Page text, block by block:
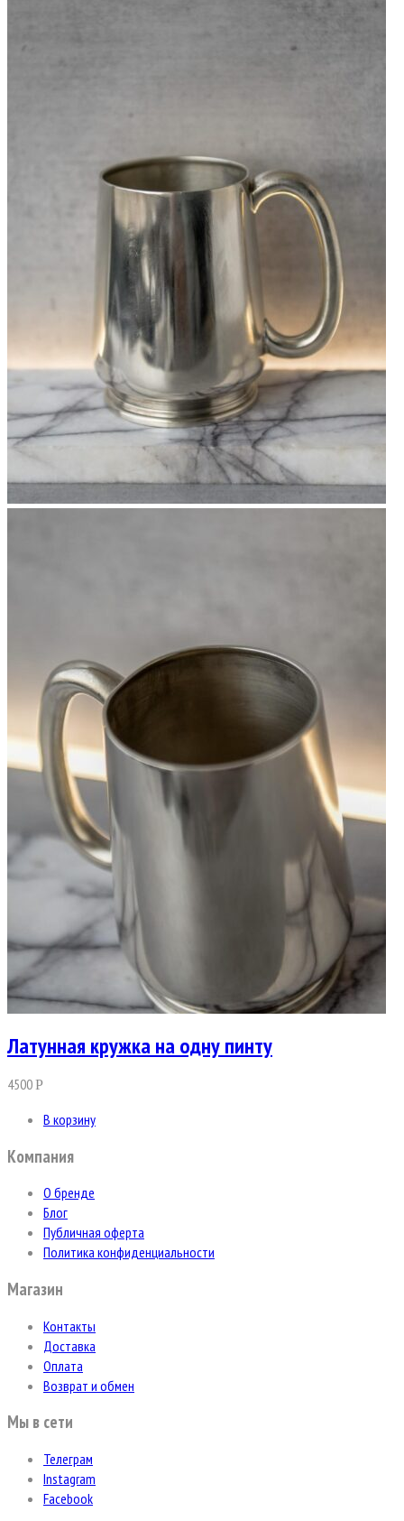
Латунная кружка на одну пинту
4500Р
В корзину
Компания
О бренде
Блог
Публичная оферта
Политика конфиденциальности
Магазин
Контакты
Доставка
Оплата
Возврат и обмен
Мы в сети
Телеграм
Instagram
Facebook